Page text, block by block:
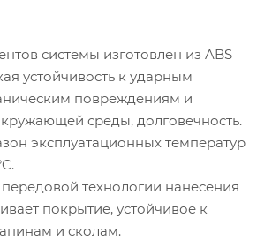
системы изготовлен из ABS
устойчивость к ударным
повреждениям и
среды, долговечность.
эксплуатационных температур
технологии нанесения
покрытие, устойчивое к
и сколам.